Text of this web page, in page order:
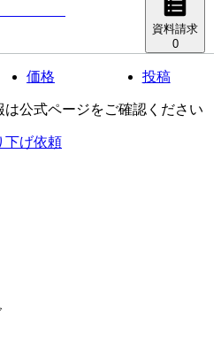
資料請求
0
価格 投稿
公式ページをご確認ください
下げ依頼